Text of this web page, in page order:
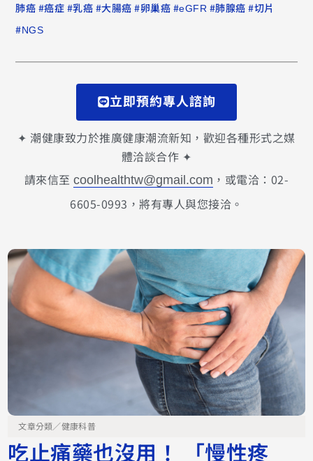
肺癌 #癌症 #乳癌 #大腸癌 #卵巢癌 #eGFR #肺腺癌 #切片
#NGS
立即預約專人諮詢
✦ 潮健康致力於推廣健康潮流新知，歡迎各種形式之媒
體洽談合作 ✦
請來信至coolhealthtw@gmail.com ，或電洽：02-
6605-0993，將有專人與您接洽。
文章分類／健康科普
吃止痛藥也沒用！ 「慢性疼